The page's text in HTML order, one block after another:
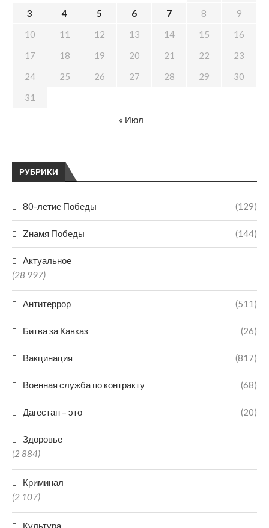
РУБРИКИ
80-летие Победы (129)
Zнамя Победы (144)
Актуальное
(28 997)
Антитеррор (511)
Битва за Кавказ (26)
Вакцинация (817)
Военная служба по контракту (68)
Дагестан – это (20)
Здоровье
(2 884)
Криминал
(2 107)
Культура
3 4 5 6 7 8
9
10
11 12 13 14 15
16
17
18 19 20 21 22
23
24
25 26 27 28 29
30
31
« Июл